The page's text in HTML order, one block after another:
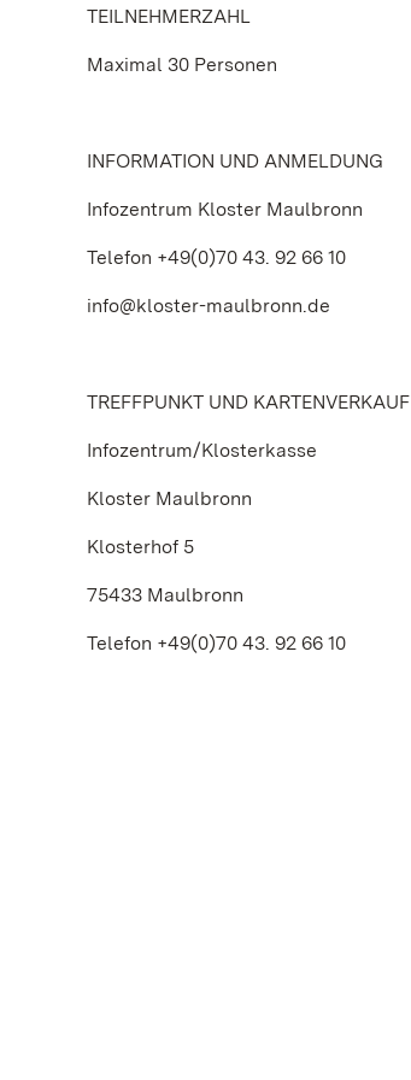
TEILNEHMERZAHL
Maximal 30 Personen
INFORMATION UND ANMELDUNG
Infozentrum Kloster Maulbronn
Telefon +49(0)70 43. 92 66 10
info@kloster-maulbronn.de
TREFFPUNKT UND KARTENVERKAUF
Infozentrum/Klosterkasse
Kloster Maulbronn
Klosterhof 5
75433 Maulbronn
Telefon +49(0)70 43. 92 66 10